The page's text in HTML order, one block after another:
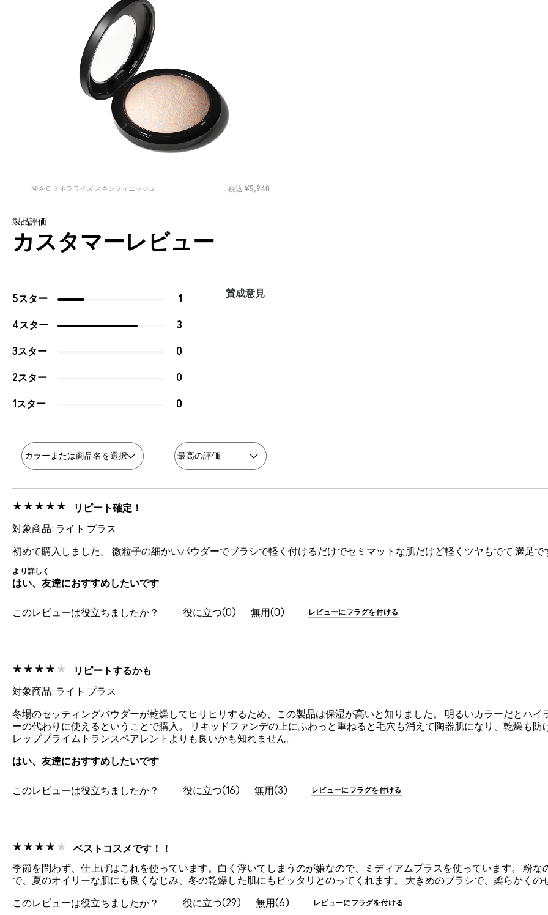
M·A·C ミネラライズ スキンフィニッシュ 税込 ¥5,940
製品評価
カスタマーレビュー
5スター 1
4スター 3
3スター 0
2スター 0
1スター 0
賛成意見
リピート確定！
対象商品: ライト プラス
初めて購入しました。 微粒子の細かいパウダーでブラシで軽く付けるだけでセミマットな肌だけど軽くツヤもでて 満足で
より詳しく
はい、友達におすすめしたいです
このレビューは役立ちましたか？ 0 0 レビューにフラグを付ける
リピートするかも
対象商品: ライト プラス
冬場のセッティングバウダーが乾燥してヒリヒリするため、この製品は保湿が高いと知りました。 明るいカラーだとハイ
ーの代わりに使えるということで購入。 リキッドファンデの上にふわっと重ねると毛穴も消えて陶器肌になり、乾燥も防
レッププライムトランスペアレントよりも良いかも知れません。
はい、友達におすすめしたいです
このレビューは役立ちましたか？ 16 3 レビューにフラグを付ける
ベストコスメです！！
季節を問わず、仕上げはこれを使っています。白く浮いてしまうのが嫌なので、ミディアムプラスを使っています。 粉な
で、夏のオイリーな肌にも良くなじみ、冬の乾燥した肌にもピッタリとのってくれます。 大きめのブラシで、柔らかくの
このレビューは役立ちましたか？ 29 6 レビューにフラグを付ける